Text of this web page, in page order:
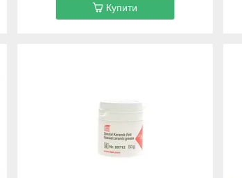
Купити